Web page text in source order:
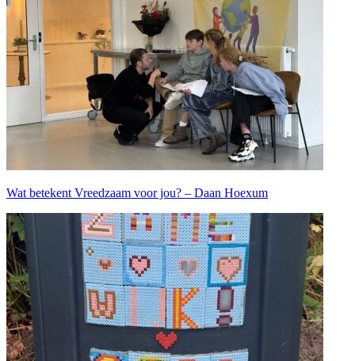
Wat betekent Vreedzaam voor jou? – Daan Hoexum